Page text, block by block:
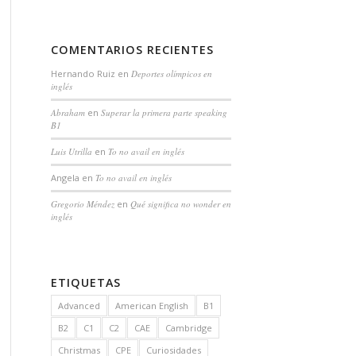
COMENTARIOS RECIENTES
Hernando Ruiz en Deportes olímpicos en
inglés
Abrahamen Superar la primera parte speaking
B1
Luis Utrilla en To no avail en inglés
Angela en To no avail en inglés
Gregorio Méndezen Qué significa no wonder en
inglés
ETIQUETAS
Advanced American English
B1
B2
C1 C2 CAE
Cambridge
Christmas
CPE
Curiosidades